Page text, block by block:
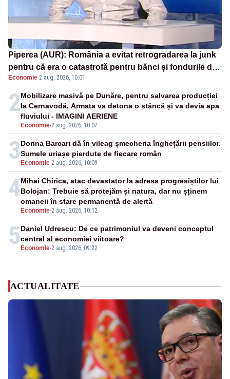
Piperea (AUR): România a evitat retrogradarea la junk
pentru că era o catastrofă pentru bănci și fondurile de
pensii
Economie·2 aug. 2026, 10:01
2
Economie-2 aug. 2026, 10:07
Mobilizare masivă pe Dunăre, pentru salvarea producției
la Cernavodă. Armata va detona o stâncă și va devia apa
fluviului - IMAGINI AERIENE
3 Economie-2 aug. 2026, 10:09
Dorina Barcari dă în vileag șmecheria înghețării pensiilor.
Sumele uriașe pierdute de fiecare român
4
Economie-2 aug. 2026, 10:12
Mihai Chirica, atac devastator la adresa progresiștilor lui
Bolojan: Trebuie să protejăm și natura, dar nu șținem
omaneii în stare permanentă de alertă
5 Economie-2 aug. 2026, 09:22
Daniel Udrescu: De ce patrimoniul va deveni conceptul
central al economiei viitoare?
ACTUALITATE